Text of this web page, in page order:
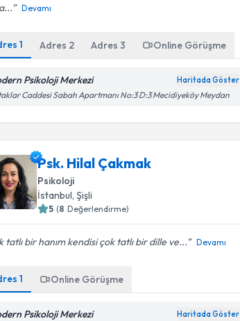
Devamı
1 Adres 2 Adres3 Online Görüşme
Psikoloji Merkezi Haritada Göster
Caddesi Sabah Apartmanı No:3 D:3 Mecidiyeköy Meydan
Psk. Hilal Çakmak
Psikoloji
İstanbul, Şişli
5 (8 Değerlendirme)
tatlı bir hanım kendisi çok tatlı bir dille ve... Devamı
1 Online Görüşme
Psikoloji Merkezi Haritada Göster